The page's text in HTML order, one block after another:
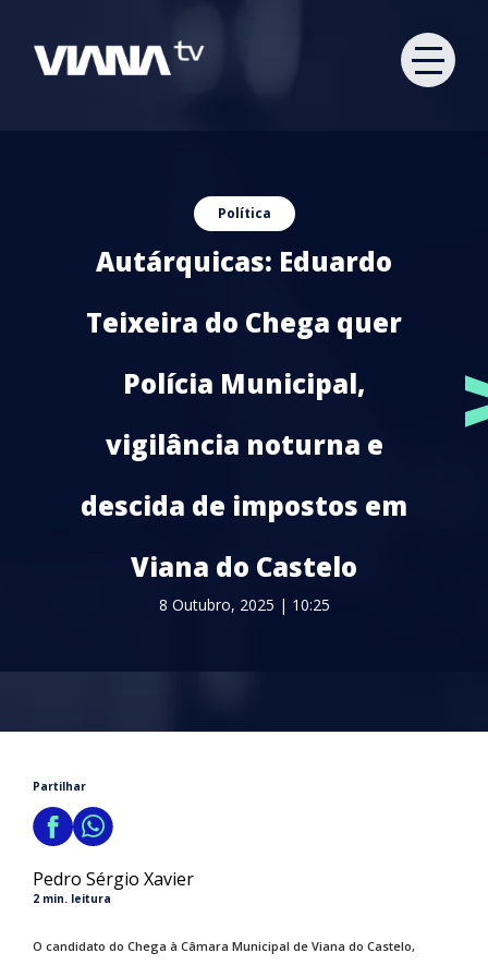
Política
Autárquicas: Eduardo
Teixeira do Chega quer
Polícia Municipal,
vigilância noturna e
descida de impostos em
Viana do Castelo
8 Outubro, 2025 | 10:25
Partilhar
Pedro Sérgio Xavier
2 min. leitura
O candidato do Chega à Câmara Municipal de Viana do Castelo,